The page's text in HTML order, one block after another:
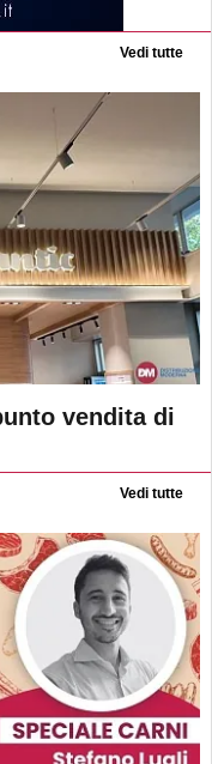
Vedi tutte
vendita di
Vedi tutte